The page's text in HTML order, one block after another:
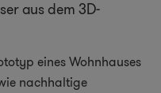
aus dem 3D-
eines Wohnhauses
nachhaltige